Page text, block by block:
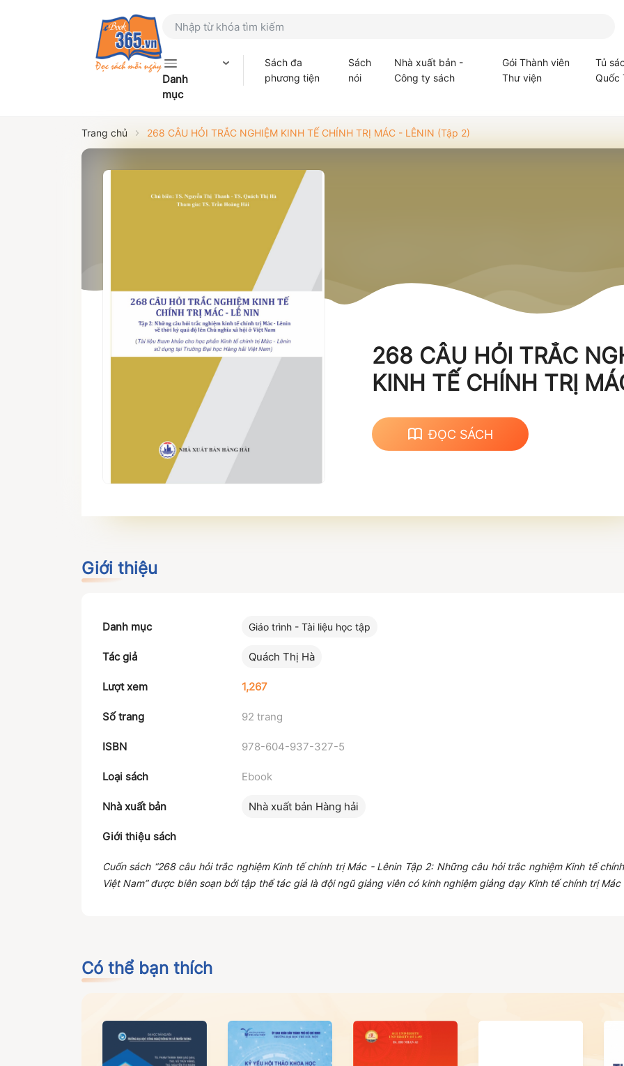
Danh
mục
Sách đa
phương tiện
Sách
nói
Nhà xuất bản -
Công ty sách
Gói Thành viên
Thư viện
Tủ
Quốc
Trang chủ 268 CÂU HỎI TRẮC NGHIỆM KINH TẾ CHÍNH TRỊ MÁC - LÊNIN (Tập 2)
268 CÂU HỎI TRẮC
KINH TẾ CHÍNH TRỊ MÁC - LÊNIN
(Tập 2)
ĐỌC SÁCH
Giới thiệu
Danh mục Giáo trình - Tài liệu học tập
Tác giả Quách Thị Hà
Lượt xem 1,267
Số trang 92 trang
ISBN 978-604-937-327-5
Loại sách Ebook
Nhà xuất bản Nhà xuất bản Hàng hải
Giới thiệu sách
Cuốn sách “268 câu hỏi trắc nghiệm Kinh tế chính trị Mác - Lênin Tập 2: Những câu hỏi trắc nghiệm Kinh tế
Việt Nam” được biên soạn bởi tập thể tác giả là đội ngũ giảng viên có kinh nghiệm giảng dạy Kinh tế chính trị Mác
Có thể bạn thích